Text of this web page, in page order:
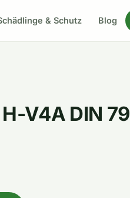
& Schutz Blog
V4A DIN